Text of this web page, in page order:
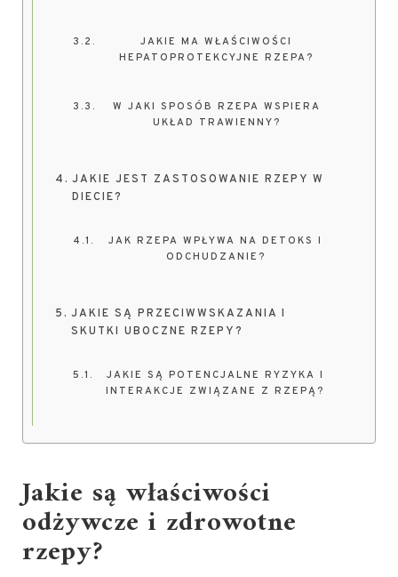
JAKIE MA WŁAŚCIWOŚCI
HEPATOPROTEKCYJNE RZEPA?
W JAKI SPOSÓB RZEPA WSPIERA
UKŁAD TRAWIENNY?
JAKIE JEST ZASTOSOWANIE RZEPY W
DIECIE?
JAK RZEPA WPŁYWA NA DETOKS I
ODCHUDZANIE?
JAKIE SĄ PRZECIWWSKAZANIA I
SKUTKI UBOCZNE RZEPY?
JAKIE SĄ POTENCJALNE RYZYKA I
INTERAKCJE ZWIĄZANE Z RZEPĄ?
Jakie są właściwości
odżywcze i zdrowotne
rzepy?